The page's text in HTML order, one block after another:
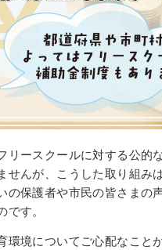
リースクールに対する公的
せんが、こうした取り組み
の保護者や市民の皆さまの
す。
環境についてご心配なこと